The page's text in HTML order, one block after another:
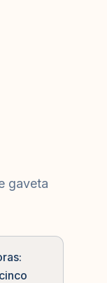
gaveta